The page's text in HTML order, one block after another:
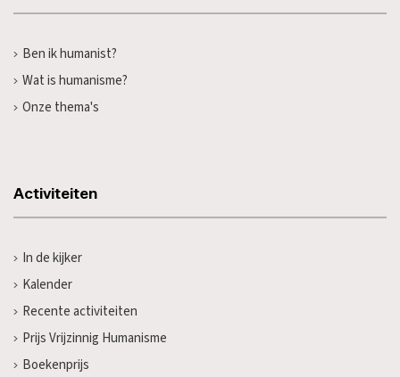
Ben ik humanist?
Wat is humanisme?
Onze thema's
Activiteiten
In de kijker
Kalender
Recente activiteiten
Prijs Vrijzinnig Humanisme
Boekenprijs